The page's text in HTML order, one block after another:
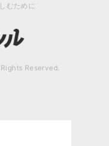
むために
Reserved.